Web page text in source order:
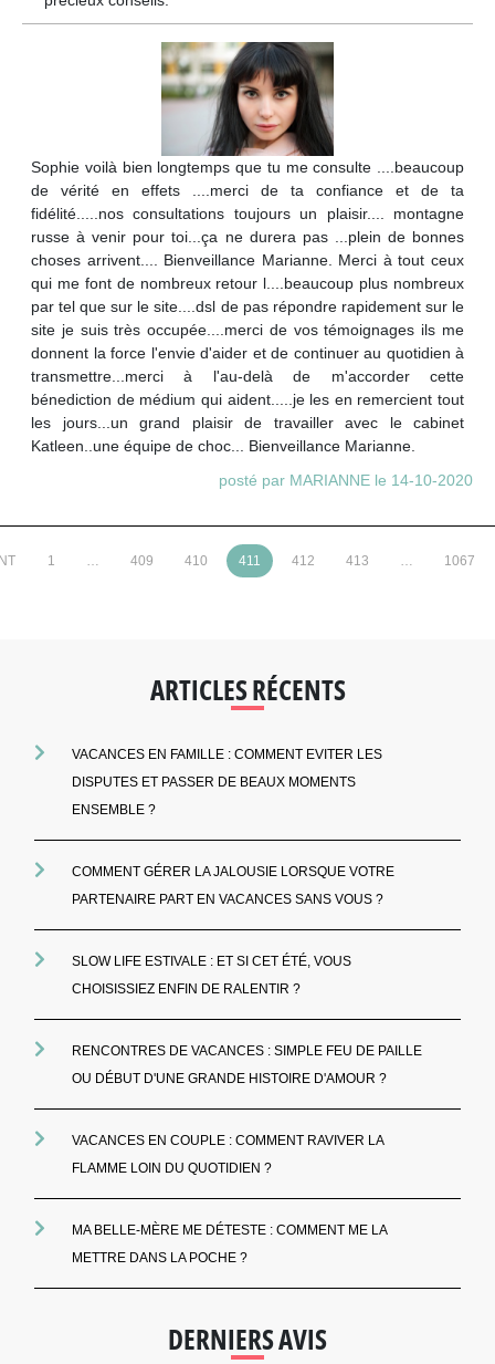
Sophie voilà bien longtemps que tu me consulte ....beaucoup
de vérité en effets ....merci de ta confiance et de ta
fidélité.....nos consultations toujours un plaisir.... montagne
russe à venir pour toi...ça ne durera pas ...plein de bonnes
choses arrivent.... Bienveillance Marianne. Merci à tout ceux
qui me font de nombreux retour l....beaucoup plus nombreux
par tel que sur le site....dsl de pas répondre rapidement sur le
site je suis très occupée....merci de vos témoignages ils me
donnent la force l'envie d'aider et de continuer au quotidien à
transmettre...merci à l'au-delà de m'accorder cette
bénediction de médium qui aident.....je les en remercient tout
les jours...un grand plaisir de travailler avec le cabinet
Katleen..une équipe de choc... Bienveillance Marianne.
posté par MARIANNE le 14-10-2020
1 … 409 410 411 412 413 … 1067
ARTICLES RÉCENTS
VACANCES EN FAMILLE : COMMENT EVITER LES
DISPUTES ET PASSER DE BEAUX MOMENTS
ENSEMBLE ?
COMMENT GÉRER LA JALOUSIE LORSQUE VOTRE
PARTENAIRE PART EN VACANCES SANS VOUS ?
SLOW LIFE ESTIVALE : ET SI CET ÉTÉ, VOUS
CHOISISSIEZ ENFIN DE RALENTIR ?
RENCONTRES DE VACANCES : SIMPLE FEU DE PAILLE
OU DÉBUT D'UNE GRANDE HISTOIRE D'AMOUR ?
VACANCES EN COUPLE : COMMENT RAVIVER LA
FLAMME LOIN DU QUOTIDIEN ?
MA BELLE-MÈRE ME DÉTESTE : COMMENT ME LA
METTRE DANS LA POCHE ?
DERNIERS AVIS